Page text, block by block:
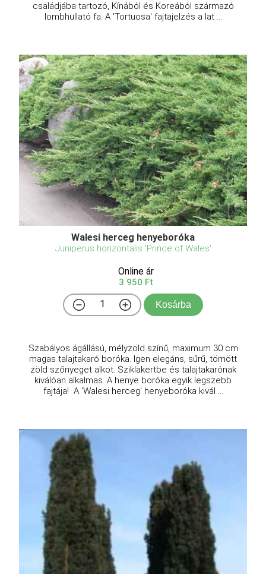
családjába tartozó, Kínából és Koreából származó
lombhullató fa. A 'Tortuosa' fajtajelzés a lat ...
Walesi herceg henyeboróka
Juniperus horizontalis 'Prince of Wales'
Online ár
3 950 Ft
Kosárba
Szabályos ágállású, mélyzöld színű, maximum 30 cm
magas talajtakaró boróka. Igen elegáns, sűrű, tömött
zöld szőnyeget alkot. Sziklakertbe és talajtakarónak
kiválóan alkalmas. A henye boróka egyik legszebb
fajtája! A 'Walesi herceg' henyeboróka kivál ...